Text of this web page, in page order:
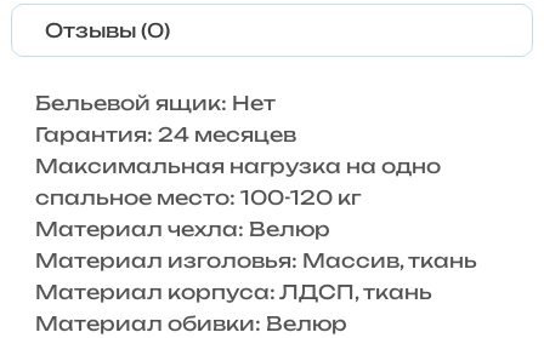
Отзывы (0)
Бельевой ящик: Нет
Гарантия: 24 месяцев
Максимальная нагрузка на одно
спальное место: 100-120 кг
Материал чехла: Велюр
Материал изголовья: Массив, ткань
Материал корпуса: ЛДСП, ткань
Материал обивки: Велюр